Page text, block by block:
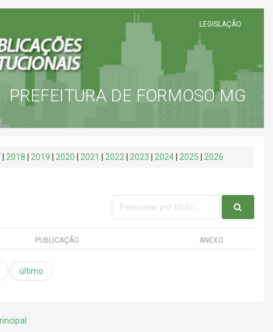
LEGISLAÇÃO
PREFEITURA DE FORMOSO MG
2018 2019 2020 2021 2022 2023 2024 2025 2026
PUBLICAÇÃO ANEXO
último